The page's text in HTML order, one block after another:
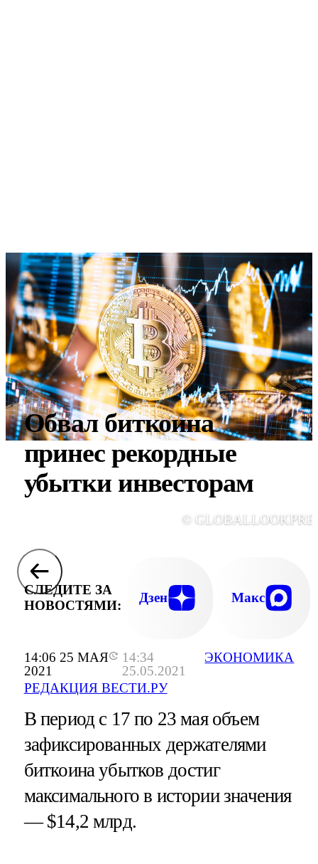
14:06 25 МАЯ
2021
14:34
25.05.2021
РЕДАКЦИЯ ВЕСТИ.РУ
ЭКОНОМИКА
Обвал биткоина
принес рекордные
убытки инвесторам
©
СЛЕДИТЕ ЗА
НОВОСТЯМИ:
Дзен Макс
В период с 17 по 23 мая объем
зафиксированных держателями
биткоина убытков достиг
максимального в истории значения
— $14,2 млрд.